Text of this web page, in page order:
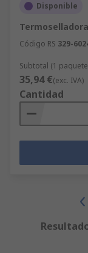
Disponible
Código RS 329-
Subtotal (1
35,94 €(exc. IVA)
Cantidad